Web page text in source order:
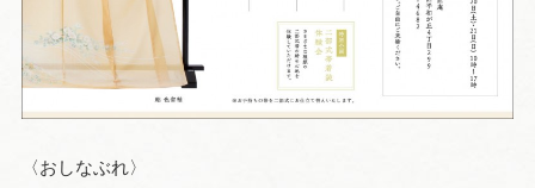
〈おしなぶれ〉